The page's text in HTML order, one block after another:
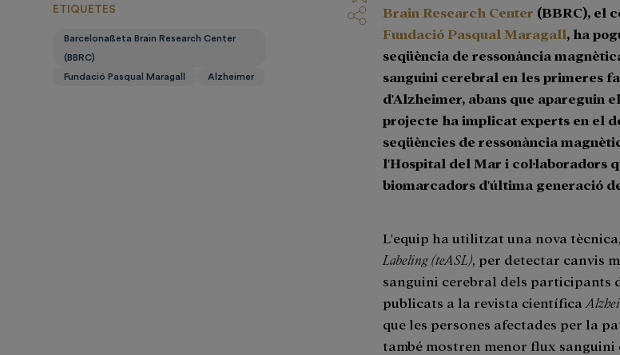
Brain Research Center (BBRC), el
Fundació Pasqual Maragall, ha
seqüència de ressonància
sanguini cerebral en les primeres
d'Alzheimer, abans que apareguin
projecte ha implicat experts en el
seqüències de ressonància
l'Hospital del Mar i col·laboradors
biomarcadors d'última generació
L'equip ha utilitzat una nova tècnica,
Labeling (teASL), per detectar canvis
sanguini cerebral dels participants
publicats a la revista científica
que les persones afectades per la
també mostren menor flux sanguini
ETIQUETES
Barcelonaßeta Brain Research Center
(BBRC)
Fundació Pasqual Maragall
Alzheimer